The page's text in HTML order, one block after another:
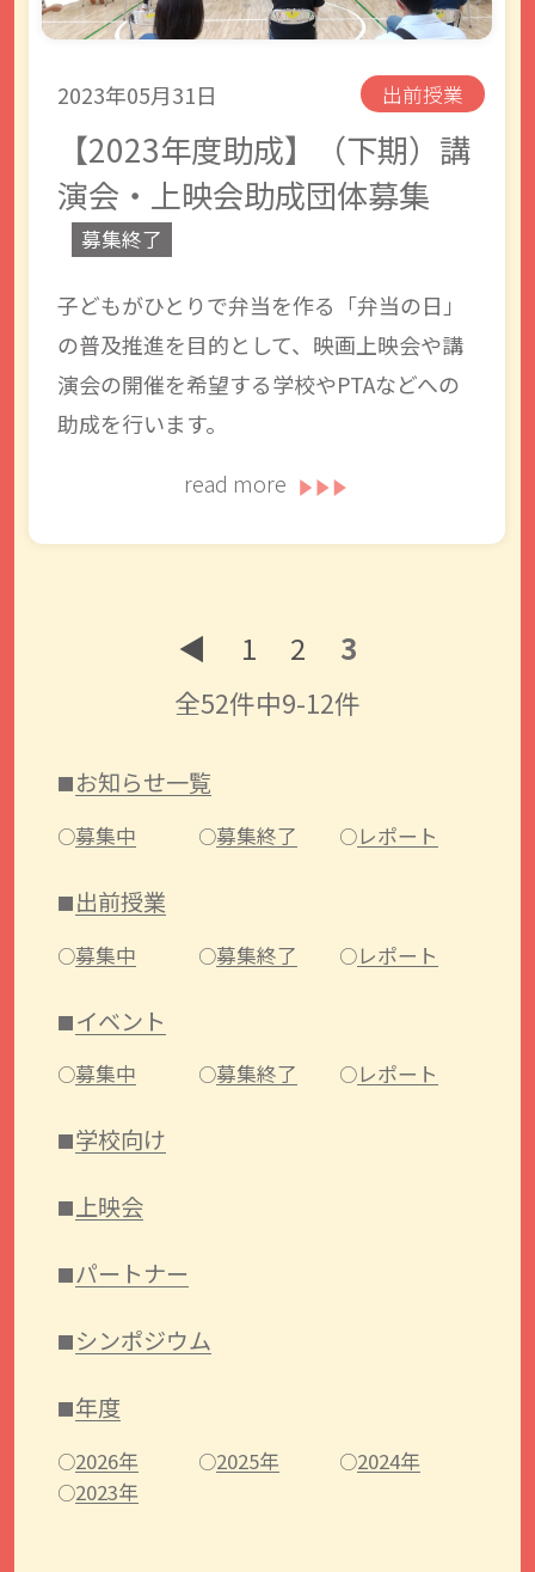
お知らせ一覧
募集中 募集終了 レポート
出前授業
募集中 募集終了 レポート
イベント
募集中 募集終了 レポート
学校向け
上映会
パートナー
シンポジウム
年度
2026年 2025年
2024年
2023年
2023年05月31日 出前授業
【2023年度助成】（下期）講
演会・上映会助成団体募集
募集終了
子どもがひとりで弁当を作る「弁当の日」
の普及推進を目的として、映画上映会や講
演会の開催を希望する学校やPTAなどへの
助成を行います。
read more
◀︎ 1 2 3
全52件中9-12件